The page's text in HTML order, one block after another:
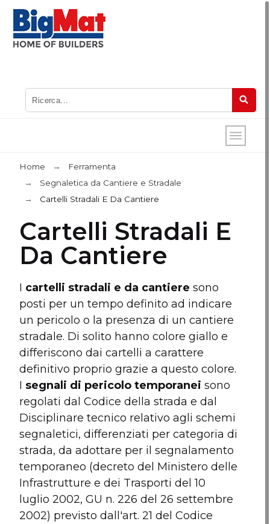
Home
Ferramenta
Segnaletica da Cantiere e Stradale
Cartelli Stradali E Da Cantiere
Cartelli Stradali E
Da Cantiere
I cartelli stradali e da cantieresono
posti per un tempo definito ad indicare
un pericolo o la presenza di un cantiere
stradale. Di solito hanno colore giallo e
differiscono dai cartelli a carattere
definitivo proprio grazie a questo colore.
I segnali di pericolo temporaneisono
regolati dal Codice della strada e dal
Disciplinare tecnico relativo agli schemi
segnaletici, differenziati per categoria di
strada, da adottare per il segnalamento
temporaneo (decreto del Ministero delle
Infrastrutture e dei Trasporti del 10
luglio 2002, GU n. 226 del 26 settembre
2002) previsto dall'art. 21 del Codice